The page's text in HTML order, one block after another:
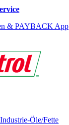
& PAYBACK App
Öle/Fette